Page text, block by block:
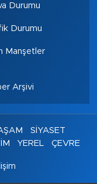
Durumu
Durumu
Manşetler
Arşivi
SİYASET
YEREL ÇEVRE